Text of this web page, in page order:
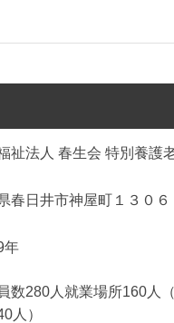
祉法人 春生会 特別養護
春日井市神屋町１３０６
年
数280人就業場所160人
人）